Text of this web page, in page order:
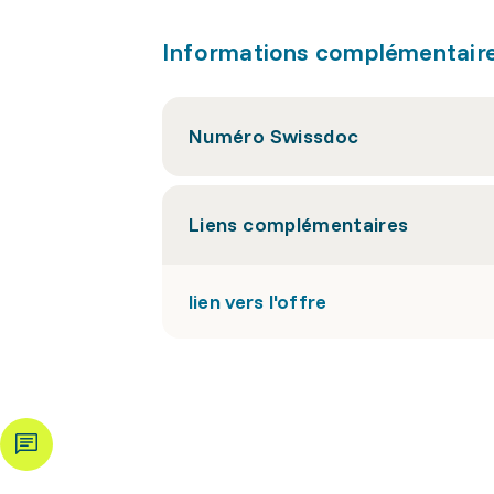
Informations
Numéro Swissdoc
Liens complémentaires
lien vers l'offre